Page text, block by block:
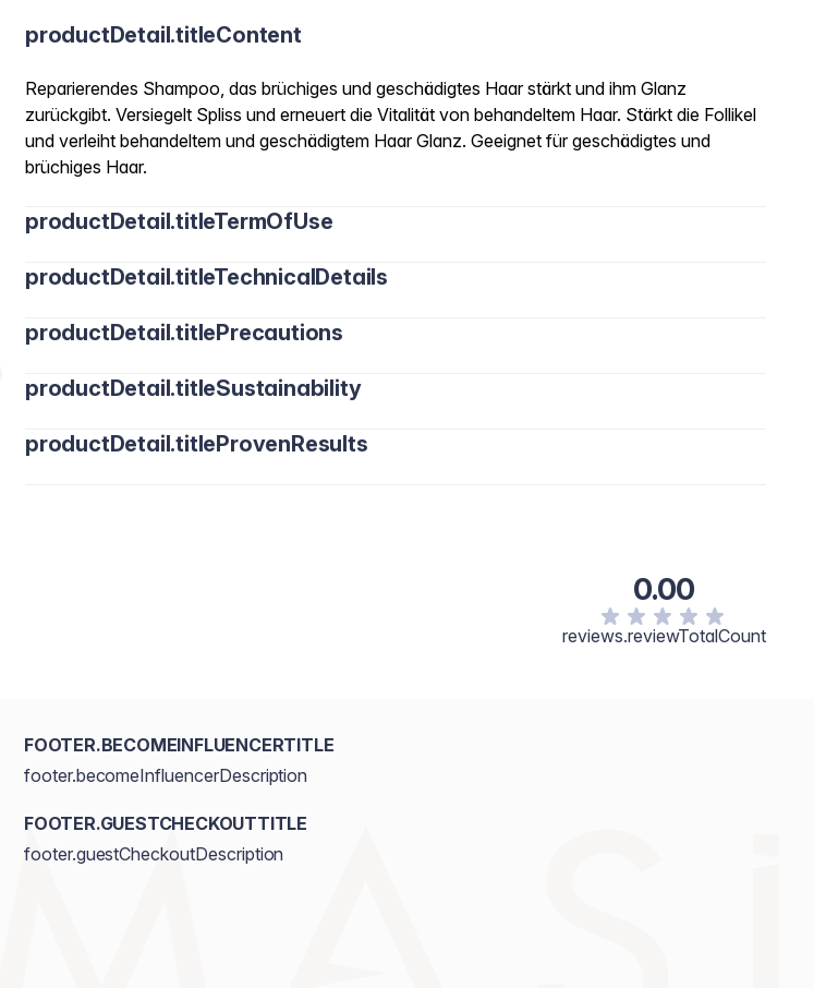
productDetail.titleContent
Reparierendes Shampoo, das brüchiges und geschädigtes Haar stärkt und ihm Glanz
zurückgibt. Versiegelt Spliss und erneuert die Vitalität von behandeltem Haar. Stärkt die Follikel
und verleiht behandeltem und geschädigtem Haar Glanz. Geeignet für geschädigtes und
brüchiges Haar.
productDetail.titleTermOfUse
productDetail.titleTechnicalDetails
productDetail.titlePrecautions
productDetail.titleSustainability
productDetail.titleProvenResults
0.00
reviews.reviewTotalCount
FOOTER.BECOMEINFLUENCERTITLE
footer.becomeInfluencerDescription
FOOTER.GUESTCHECKOUTTITLE
footer.guestCheckoutDescription